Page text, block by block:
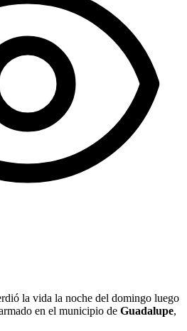
la vida la noche del domingo luego
en el municipio de Guadalupe,